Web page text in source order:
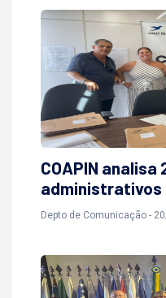
COAPIN
administrativos
Depto de Comunicação -